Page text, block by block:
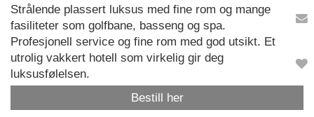
Strålende plassert luksus med fine rom og mange
fasiliteter som golfbane, basseng og spa.
Profesjonell service og fine rom med god utsikt. Et
utrolig vakkert hotell som virkelig gir deg
luksusfølelsen.
Bestill her